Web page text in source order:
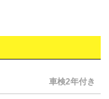
車検2年付き